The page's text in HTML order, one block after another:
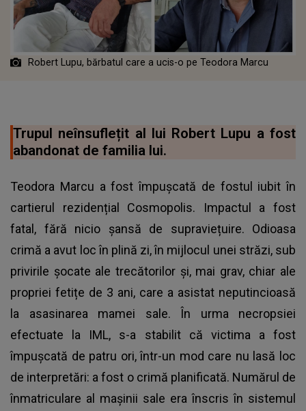
Robert Lupu, bărbatul care a ucis-o pe Teodora Marcu
Trupul neînsuflețit al lui Robert Lupu a fost
abandonat de familia lui.
Teodora Marcu a fost împușcată de fostul iubit în
cartierul rezidențial Cosmopolis. Impactul a fost
fatal, fără nicio șansă de supraviețuire. Odioasa
crimă a avut loc în plină zi, în mijlocul unei străzi, sub
privirile șocate ale trecătorilor și, mai grav, chiar ale
propriei fetițe de 3 ani, care a asistat neputincioasă
la asasinarea mamei sale. În urma necropsiei
efectuate la IML, s-a stabilit că victima a fost
împușcată de patru ori, într-un mod care nu lasă loc
de interpretări: a fost o crimă planificată. Numărul de
înmatriculare al maşinii sale era înscris în sistemul